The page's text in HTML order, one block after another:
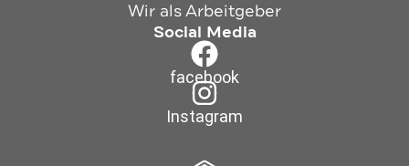
Wir als Arbeitgeber
Social Media
facebook
Instagram